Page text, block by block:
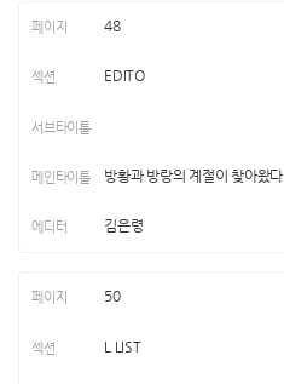
48
EDITO
방황과 방랑의 계절이 찾아왔다
김은령
50
L LIST